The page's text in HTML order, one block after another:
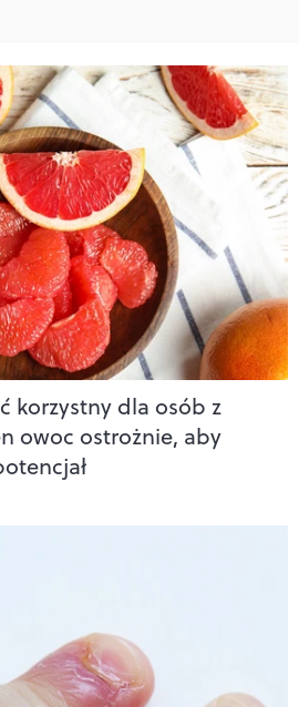
korzystny dla osób z
owoc ostrożnie, aby